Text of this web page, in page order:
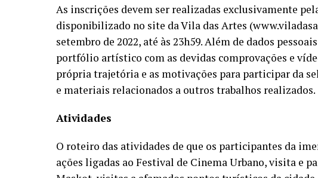
As inscrições devem ser realizadas exclusivamente
disponibilizado no site da Vila das Artes
setembro de 2022, até às 23h59. Além de dados
portfólio artístico com as devidas comprovações e
própria trajetória e as motivações para participar da
e materiais relacionados a outros trabalhos realizados.
Atividades
O roteiro das atividades de que os participantes da
ações ligadas ao Festival de Cinema Urbano, visita e